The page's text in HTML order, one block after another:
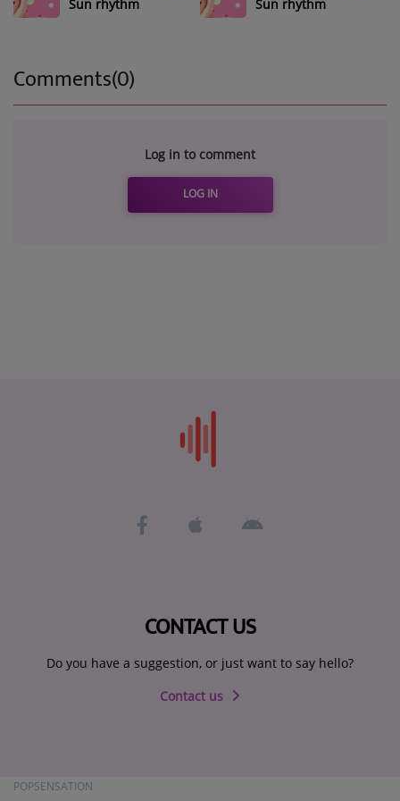
Sun rhythm
Sun rhythm
Comments(0)
Log in to comment
LOG IN
CONTACT US
Do you have a suggestion, or just want to say hello?
Contact us
POPSENSATION